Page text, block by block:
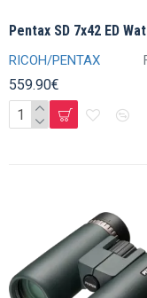
RICOH/PENTAX
Pentax SD 7x42 ED
559.90€